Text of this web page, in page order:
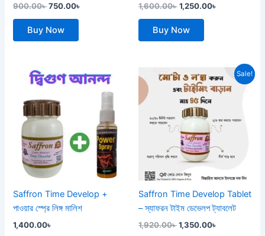
900.00৳750.00৳
Buy Now
1,600.00৳1,250.00৳
Buy Now
Saffron Time Develop +
পাওয়ার স্প্রে লিঙ্গ মালিশ
1,400.00৳
Sale!
Saffron Time Develop Tablet
– স্যাফরন টাইম ডেভেলপ ট্যাবলেট
1,920.00৳
price
was:
1,920.00৳ .
1,350.00৳
Current
price
is: